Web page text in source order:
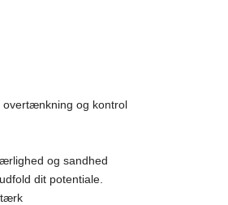
overtænkning og kontrol
og sandhed
dit potentiale.